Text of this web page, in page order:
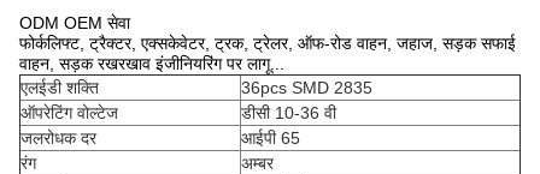
ODM OEM सेवा
फोर्कलिफ्ट, ट्रैक्टर, एक्सकेवेटर, ट्रक, ट्रेलर, ऑफ-रोड वाहन, जहाज, सड़क सफाई
वाहन, सड़क रखरखाव इंजीनियरिंग पर लागू...
एलईडी शक्ति
36pcs SMD 2835
ऑपरेटिंग वोल्टेज
डीसी 10-36 वी
जलरोधक दर
आईपी 65
रंग
अम्बर